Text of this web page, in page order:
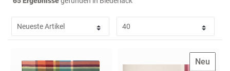
Neu